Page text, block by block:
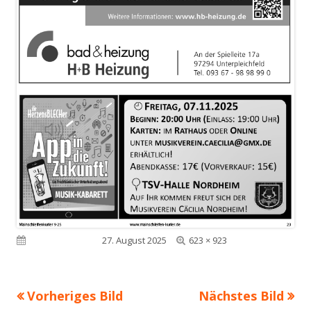
Veröffentlicht am27. August 2025
Volle
623 × 923
Vorheriges Bild Nächstes Bild